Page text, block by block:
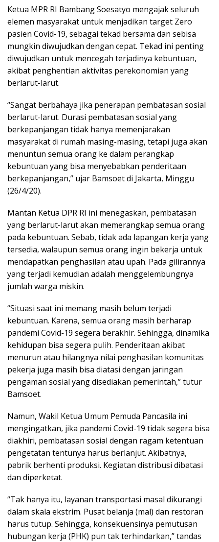
Ketua MPR RI Bambang Soesatyo mengajak seluruh
elemen masyarakat untuk menjadikan target Zero
pasien Covid-19, sebagai tekad bersama dan sebisa
mungkin diwujudkan dengan cepat. Tekad ini penting
diwujudkan untuk mencegah terjadinya kebuntuan,
akibat penghentian aktivitas perekonomian yang
berlarut-larut.
“Sangat berbahaya jika penerapan pembatasan sosial
berlarut-larut. Durasi pembatasan sosial yang
berkepanjangan tidak hanya memenjarakan
masyarakat di rumah masing-masing, tetapi juga akan
menuntun semua orang ke dalam perangkap
kebuntuan yang bisa menyebabkan penderitaan
berkepanjangan,” ujar Bamsoet di Jakarta, Minggu
(26/4/20).
Mantan Ketua DPR RI ini menegaskan, pembatasan
yang berlarut-larut akan memerangkap semua orang
pada kebuntuan. Sebab, tidak ada lapangan kerja yang
tersedia, walaupun semua orang ingin bekerja untuk
mendapatkan penghasilan atau upah. Pada gilirannya
yang terjadi kemudian adalah menggelembungnya
jumlah warga miskin.
“Situasi saat ini memang masih belum terjadi
kebuntuan. Karena, semua orang masih berharap
pandemi Covid-19 segera berakhir. Sehingga, dinamika
kehidupan bisa segera pulih. Penderitaan akibat
menurun atau hilangnya nilai penghasilan komunitas
pekerja juga masih bisa diatasi dengan jaringan
pengaman sosial yang disediakan pemerintah,” tutur
Bamsoet.
Namun, Wakil Ketua Umum Pemuda Pancasila ini
mengingatkan, jika pandemi Covid-19 tidak segera bisa
diakhiri, pembatasan sosial dengan ragam ketentuan
pengetatan tentunya harus berlanjut. Akibatnya,
pabrik berhenti produksi. Kegiatan distribusi dibatasi
dan diperketat.
“Tak hanya itu, layanan transportasi masal dikurangi
dalam skala ekstrim. Pusat belanja (mal) dan restoran
harus tutup. Sehingga, konsekuensinya pemutusan
hubungan kerja (PHK) pun tak terhindarkan,” tandas